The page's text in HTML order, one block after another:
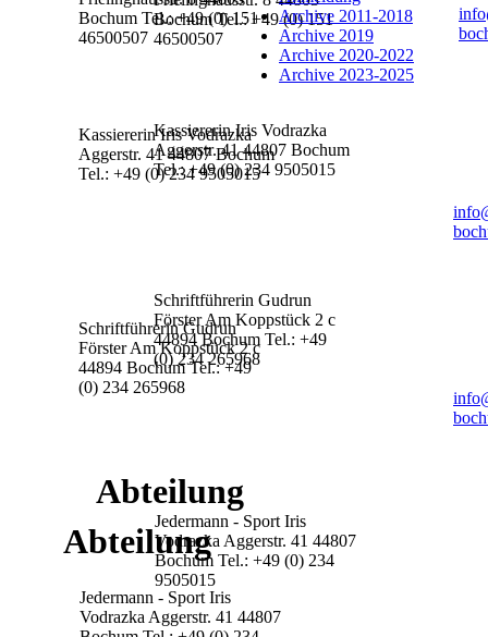
Bochum Tel.: +49 (0) 151
46500507
Kassiererin Iris Vodrazka
Aggerstr. 41 44807 Bochum
Tel.: +49 (0) 234 9505015
Schriftführerin Gudrun
Förster Am Koppstück 2 c
44894 Bochum Tel.: +49
(0) 234 265968
Abteilung
Jedermann - Sport Iris
Vodrazka Aggerstr. 41 44807
Bochum Tel.: +49 (0) 234
9505015
Bochum Tel.: +49 (0) 151
46500507
Kassiererin Iris Vodrazka
Aggerstr. 41 44807 Bochum
Tel.: +49 (0) 234 9505015
Schriftführerin Gudrun
Förster Am Koppstück 2 c
44894 Bochum Tel.: +49
(0) 234 265968
Abteilung
Jedermann - Sport Iris
Vodrazka Aggerstr. 41 44807
Archive 2011-2018
Archive 2019
Archive 2020-2022
Archive 2023-2025